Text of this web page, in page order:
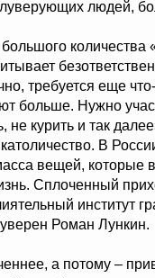
людей,
требуется еще
больше. Нужно
курить и так
В
вещей, которые
Сплоченный
институт
Роман Лункин.
а потому –